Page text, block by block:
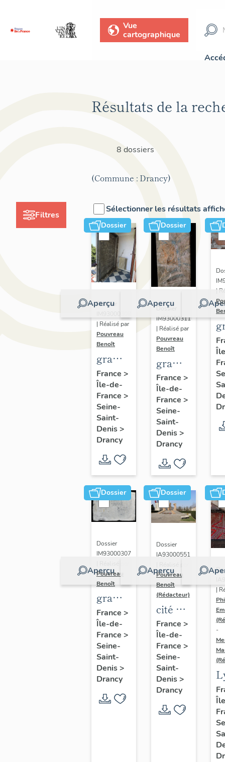
Vue
cartographique
Filtres
Résultats de la
8 dossiers
(Commune : Drancy)
Sélectionner les résultats
Dossier
Aperçu
Dossier
| Réalisé par
Pouvreau
Benoît
graffiti
de
chambrée
sur
revers
de
façade
France >
Île-de-
France >
Seine-
Saint-
Denis>
Drancy
Dossier
Aperçu
Dossier
IM93000311
| Réalisé par
Pouvreau
Benoît
graffiti
sur
conduit
de
cheminée
France >
Île-de-
France >
Seine-
Saint-
Denis>
Drancy
|
et
Dossier
Aperçu
Dossier
IM93000307
Pouvreau
Benoît
graffiti
de la
cité de
la
Muette,
dite
aussi
camp
France >
Île-de-
France >
Seine-
Saint-
Denis>
Drancy
Dossier
Aperçu
Dossier
IA93000551
Pouvreau
Benoît
(Rédacteur)
cité de
la
Muette
France >
Île-de-
France >
Seine-
Saint-
Denis>
Drancy
|
-